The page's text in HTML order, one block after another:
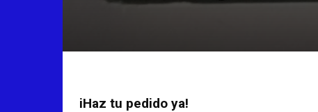
iHaz tu pedido ya!